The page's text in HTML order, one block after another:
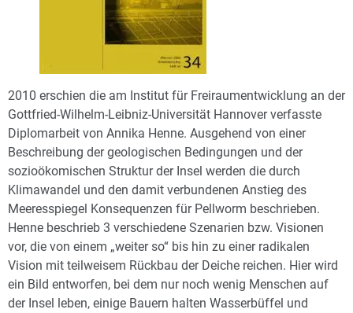
2010 erschien die am Institut für Freiraumentwicklung an der
Gottfried-Wilhelm-Leibniz-Universität Hannover verfasste
Diplomarbeit von Annika Henne. Ausgehend von einer
Beschreibung der geologischen Bedingungen und der
sozioökomischen Struktur der Insel werden die durch
Klimawandel und den damit verbundenen Anstieg des
Meeresspiegel Konsequenzen für Pellworm beschrieben.
Henne beschrieb 3 verschiedene Szenarien bzw. Visionen
vor, die von einem „weiter so“ bis hin zu einer radikalen
Vision mit teilweisem Rückbau der Deiche reichen. Hier wird
ein Bild entworfen, bei dem nur noch wenig Menschen auf
der Insel leben, einige Bauern halten Wasserbüffel und